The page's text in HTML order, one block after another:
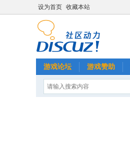
设为首页 收藏本站
游戏论坛 游戏赞助